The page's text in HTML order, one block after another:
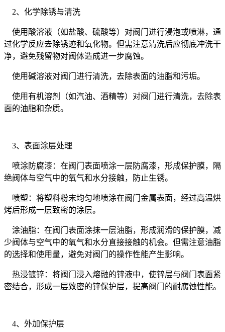
2、化学除锈与清洗
使用酸溶液（如盐酸、硫酸等）对阀门进行浸泡或喷淋，通
过化学反应去除锈迹和氧化物。但需注意清洗后应彻底冲洗干
净，避免残留物对阀体造成进一步腐蚀。
使用碱溶液对阀门进行清洗，去除表面的油脂和污垢。
使用有机溶剂（如汽油、酒精等）对阀门进行清洗，去除表
面的油脂和杂质。
3、表面涂层处理
喷涂防腐漆：在阀门表面喷涂一层防腐漆，形成保护膜，隔
绝阀体与空气中的氧气和水分接触，防止生锈。
喷塑：将塑料粉末均匀地喷涂在阀门金属表面，经过高温烘
烤后形成一层致密的涂层。
涂油脂：在阀门表面涂抹一层油脂，形成润滑的保护膜，减
少阀体与空气中的氧气和水分直接接触的机会。但需注意油脂
的选择和使用量，避免对阀门的操作性能产生影响。
热浸镀锌：将阀门浸入熔融的锌液中，使锌层与阀门表面紧
密结合，形成一层致密的锌保护层，提高阀门的耐腐蚀性能。
4、外加保护层